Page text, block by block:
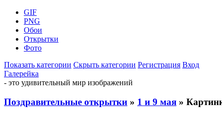
GIF
PNG
Обои
Открытки
Фото
Показать категории Скрыть категории Регистрация Вход
Галерейка
- это удивительный мир изображений
Поздравительные открытки » 1 и 9 мая »